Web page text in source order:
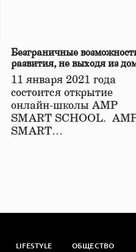
Безграничные
развития, не выходя из
11 января 2021 года
состоится открытие
онлайн-школы АМР
SMART SCHOOL.
SMART…
LIFESTYLE ОБЩЕСТВО